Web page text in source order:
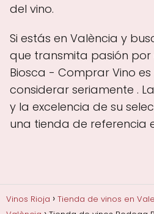
del vino.
Si estás en València y
que transmita pasión por
Biosca - Comprar Vino
considerar seriamente .
y la excelencia de su
una tienda de referencia
Vinos Rioja Tienda de vinos en